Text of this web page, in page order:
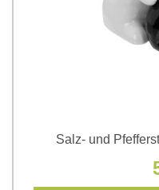
Salz- und